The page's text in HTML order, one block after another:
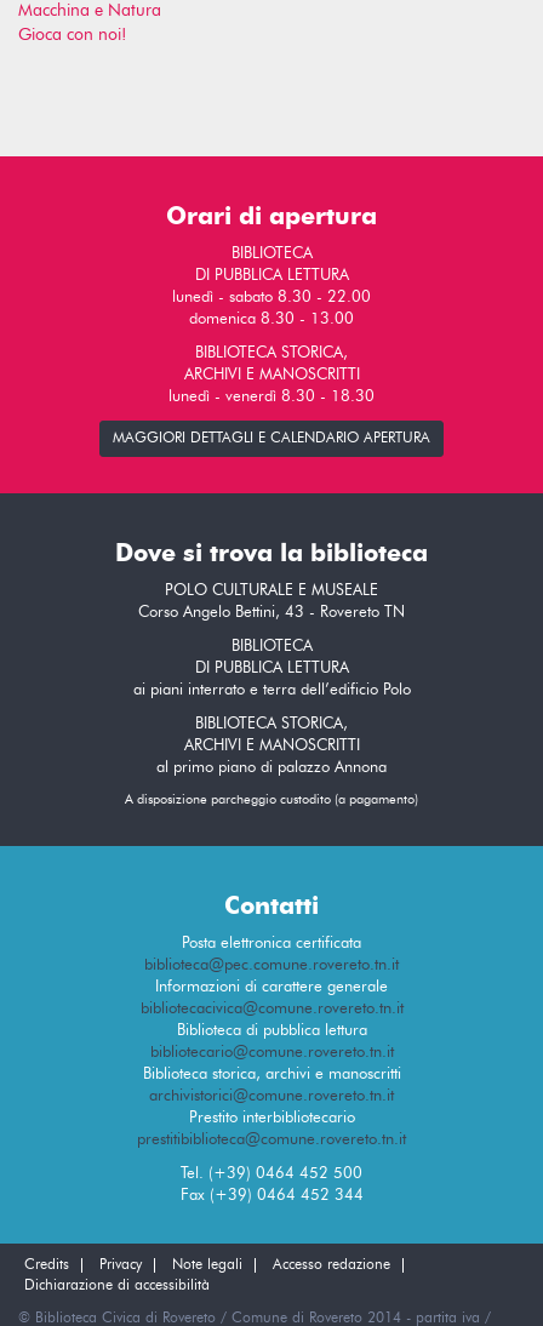
Macchina e Natura
Gioca con noi!
Orari di apertura
BIBLIOTECA
DI PUBBLICA LETTURA
lunedì - sabato 8.30 - 22.00
domenica 8.30 - 13.00
BIBLIOTECA STORICA,
ARCHIVI E MANOSCRITTI
lunedì - venerdì 8.30 - 18.30
MAGGIORI DETTAGLI E CALENDARIO APERTURA
Dove si trova la biblioteca
POLO CULTURALE E MUSEALE
Corso Angelo Bettini, 43 - Rovereto TN
BIBLIOTECA
DI PUBBLICA LETTURA
ai piani interrato e terra dell’edificio Polo
BIBLIOTECA STORICA,
ARCHIVI E MANOSCRITTI
al primo piano di palazzo Annona
A disposizione parcheggio custodito (a pagamento)
Contatti
Posta elettronica certificata
biblioteca@pec.comune.rovereto.tn.it
Informazioni di carattere generale
bibliotecacivica@comune.rovereto.tn.it
Biblioteca di pubblica lettura
bibliotecario@comune.rovereto.tn.it
Biblioteca storica, archivi e manoscritti
archivistorici@comune.rovereto.tn.it
Prestito interbibliotecario
prestitibiblioteca@comune.rovereto.tn.it
Tel. (+39) 0464 452 500
Fax (+39) 0464 452 344
Credits Privacy Note legali
Accesso redazione
Dichiarazione di accessibilità
© Biblioteca Civica di Rovereto / Comune di Rovereto 2014 - partita iva /